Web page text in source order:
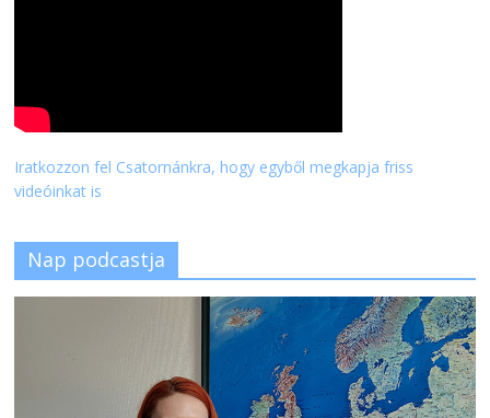
Iratkozzon fel Csatornánkra, hogy egyből megkapja friss
videóinkat is
Nap podcastja